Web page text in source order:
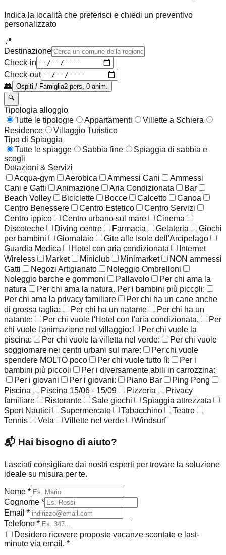
Indica la località che preferisci e chiedi un preventivo
personalizzato
📍
Destinazione
Check-in
Check-out
👥 Ospiti / Famiglia2 pers, 0 anim.
🔍
Tipologia alloggio
Tutte le tipologie
Appartamenti
Villette a Schiera
Residence
Villaggio Turistico
Tipo di Spiaggia
Tutte le spiagge
Sabbia fine
Spiaggia di sabbia e
scogli
Dotazioni & Servizi
Acqua-gym
Aerobica Ammessi Cani
Ammessi
Cani e Gatti
Animazione Aria Condizionata
Bar
Beach Volley
Biciclette Bocce Calcetto
Canoa
Centro Benessere
Centro Estetico
Centro Servizi
Centro ippico
Centro urbano sul mare
Cinema
Discoteche
Diving centre Farmacia Gelateria
Giochi
per bambini
Giornalaio
Gite alle Isole dell'Arcipelago
Guardia Medica
Hotel con aria condizionata
Internet
Wireless
Market Miniclub Minimarket
NON ammessi
Gatti
Negozi Artigianato
Noleggio Ombrelloni
Noleggio barche e gommoni
Pallavolo
Per chi ama la
natura
Per chi ama la natura. Per i bambini più piccoli:
Per chi ama la privacy familiare
Per chi ha un cane anche
di grossa taglia:
Per chi ha un natante
Per chi ha un
natante:
Per chi vuole l'Hotel con l'aria condizionata,
Per
chi vuole l'animazione nel villaggio:
Per chi vuole la
piscina:
Per chi vuole la villetta nel verde:
Per chi vuole
soggiornare nei centri urbani sul mare:
Per chi vuole
spendere MOLTO poco
Per chi vuole tutto lì:
Per i
bambini più piccoli
Per i diversamente abili in carrozzina:
Per i giovani
Per i giovani: Piano Bar
Ping Pong
Piscina
Piscina 15/06 - 15/09 Pizzeria
Privacy
familiare
Ristorante Sale giochi
Spiaggia attrezzata
Sport Nautici
Supermercato Tabacchino
Teatro
Tennis
Vela Villette nel verde Windsurf
📬 Hai bisogno di aiuto?
Lasciati consigliare dai nostri esperti per trovare la soluzione
ideale su misura per te.
Nome *
Cognome *
Email *
Telefono *
Desidero ricevere proposte vacanze scontate e last-
minute via email. *